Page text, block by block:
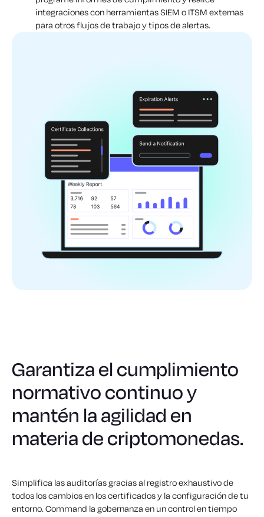
integraciones con herramientas SIEM o ITSM externas
para otros flujos de trabajo y tipos de alertas.
Garantiza el cumplimiento
normativo continuo y
mantén la agilidad en
materia de criptomonedas.
Simplifica las auditorías gracias al registro exhaustivo de
todos los cambios en los certificados y la configuración de tu
entorno. Command la gobernanza en un control en tiempo